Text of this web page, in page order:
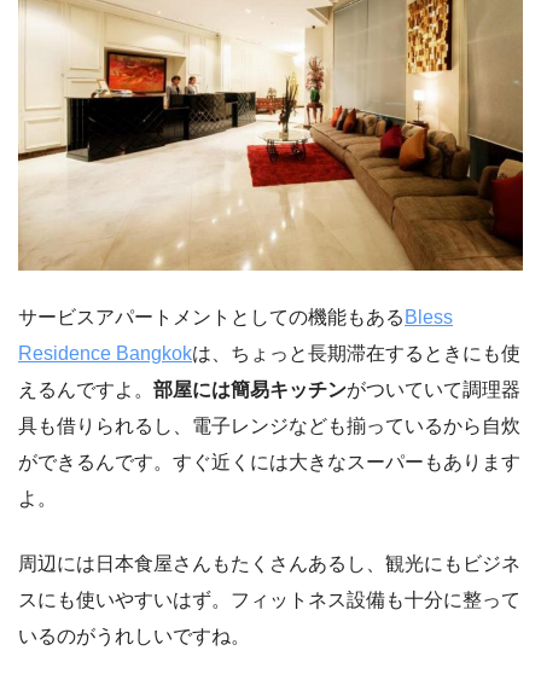
サービスアパートメントとしての機能もある Bless
Residence Bangkokは、ちょっと長期滞在するときにも使
えるんですよ。 部屋には簡易キッチンがついていて調理器
具も借りられるし、電子レンジなども揃っているから自炊
ができるんです。すぐ近くには大きなスーパーもあります
よ。
周辺には日本食屋さんもたくさんあるし、観光にもビジネ
スにも使いやすいはず。フィットネス設備も十分に整って
いるのがうれしいですね。